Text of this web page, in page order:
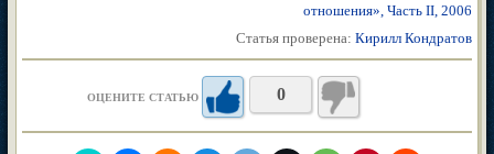
отношения», Часть II, 2006
Статья проверена: Кирилл Кондратов
ОЦЕНИТЕ СТАТЬЮ 0